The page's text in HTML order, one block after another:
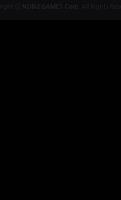
NOBLEGAMES Corp. All Rights